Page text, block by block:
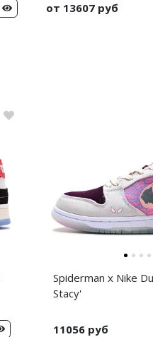
от 13607 руб
Spiderman x Nike
Stacy'
11056 руб